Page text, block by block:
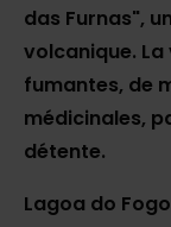
das Furnas",
volcanique.
fumantes, de
médicinales,
détente.
Lagoa do Fogo